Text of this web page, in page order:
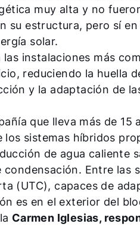
muy alta y no
su estructura, pero sí
solar.
las instalaciones más
reduciendo la huella
y la adaptación de
que lleva más de
los sistemas híbridos
de agua caliente
condensación. Entre las
(UTC), capaces de
es en el exterior del
Carmen Iglesias,